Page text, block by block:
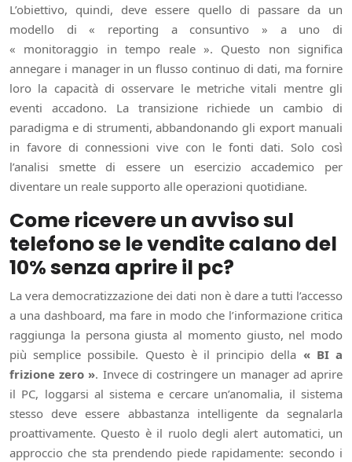
L’obiettivo, quindi, deve essere quello di passare da un
modello di « reporting a consuntivo » a uno di
« monitoraggio in tempo reale ». Questo non significa
annegare i manager in un flusso continuo di dati, ma fornire
loro la capacità di osservare le metriche vitali mentre gli
eventi accadono. La transizione richiede un cambio di
paradigma e di strumenti, abbandonando gli export manuali
in favore di connessioni vive con le fonti dati. Solo così
l’analisi smette di essere un esercizio accademico per
diventare un reale supporto alle operazioni quotidiane.
Come ricevere un avviso sul
telefono se le vendite calano del
10% senza aprire il pc?
La vera democratizzazione dei dati non è dare a tutti l’accesso
a una dashboard, ma fare in modo che l’informazione critica
raggiunga la persona giusta al momento giusto, nel modo
più semplice possibile. Questo è il principio della « BI a
frizione zero ». Invece di costringere un manager ad aprire
il PC, loggarsi al sistema e cercare un’anomalia, il sistema
stesso deve essere abbastanza intelligente da segnalarla
proattivamente. Questo è il ruolo degli alert automatici, un
approccio che sta prendendo piede rapidamente: secondo i